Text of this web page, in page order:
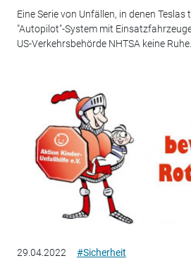
Eine Serie von Unfällen, in denen
"Autopilot"-System mit
US-Verkehrsbehörde NHTSA keine
29.04.2022 #Sicherheit